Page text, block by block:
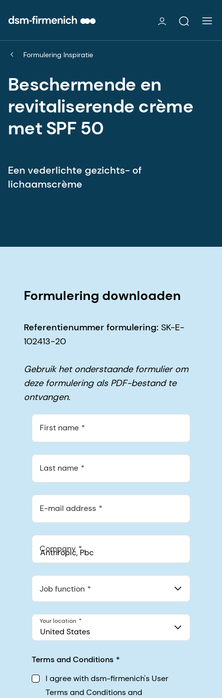
Formulering Inspiratie
Beschermende en
revitaliserende crème
met SPF 50
Een vederlichte gezichts- of
lichaamscrème
Formulering downloaden
Referentienummer formulering: SK-E-
102413-20
Gebruik het onderstaande formulier om
deze formulering als PDF-bestand te
ontvangen.
First name
Last name
E-mail address
Company
548 Market St Pmb 90375, San Francisco, California, US
Job function
United States
Your location
Terms and Conditions
I agree with dsm-firmenich's User
Terms and Conditions and